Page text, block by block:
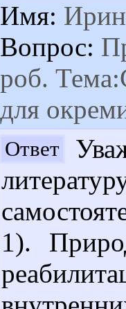
Имя:
Вопрос:
роб.
для
Ответ
1).